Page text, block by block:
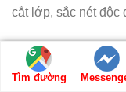
cắt lớp, sắc nét độc
Giấy dán tường
Giấy dán tường 3D
Tìm đường